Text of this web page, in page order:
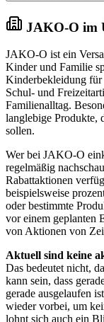
JAKO-O im
JAKO-O ist ein
Kinder und Familie
Kinderbekleidung für
Schul- und
Familienalltag.
langlebige Produkte,
sollen.
Wer bei JAKO-O
regelmäßig
Rabattaktionen
beispielsweise
oder bestimmte
vor einem geplanten
von Aktionen von
Aktuell sind keine
Das bedeutet nicht,
kann sein, dass
gerade ausgelaufen
wieder vorbei, um
lohnt sich auch ein